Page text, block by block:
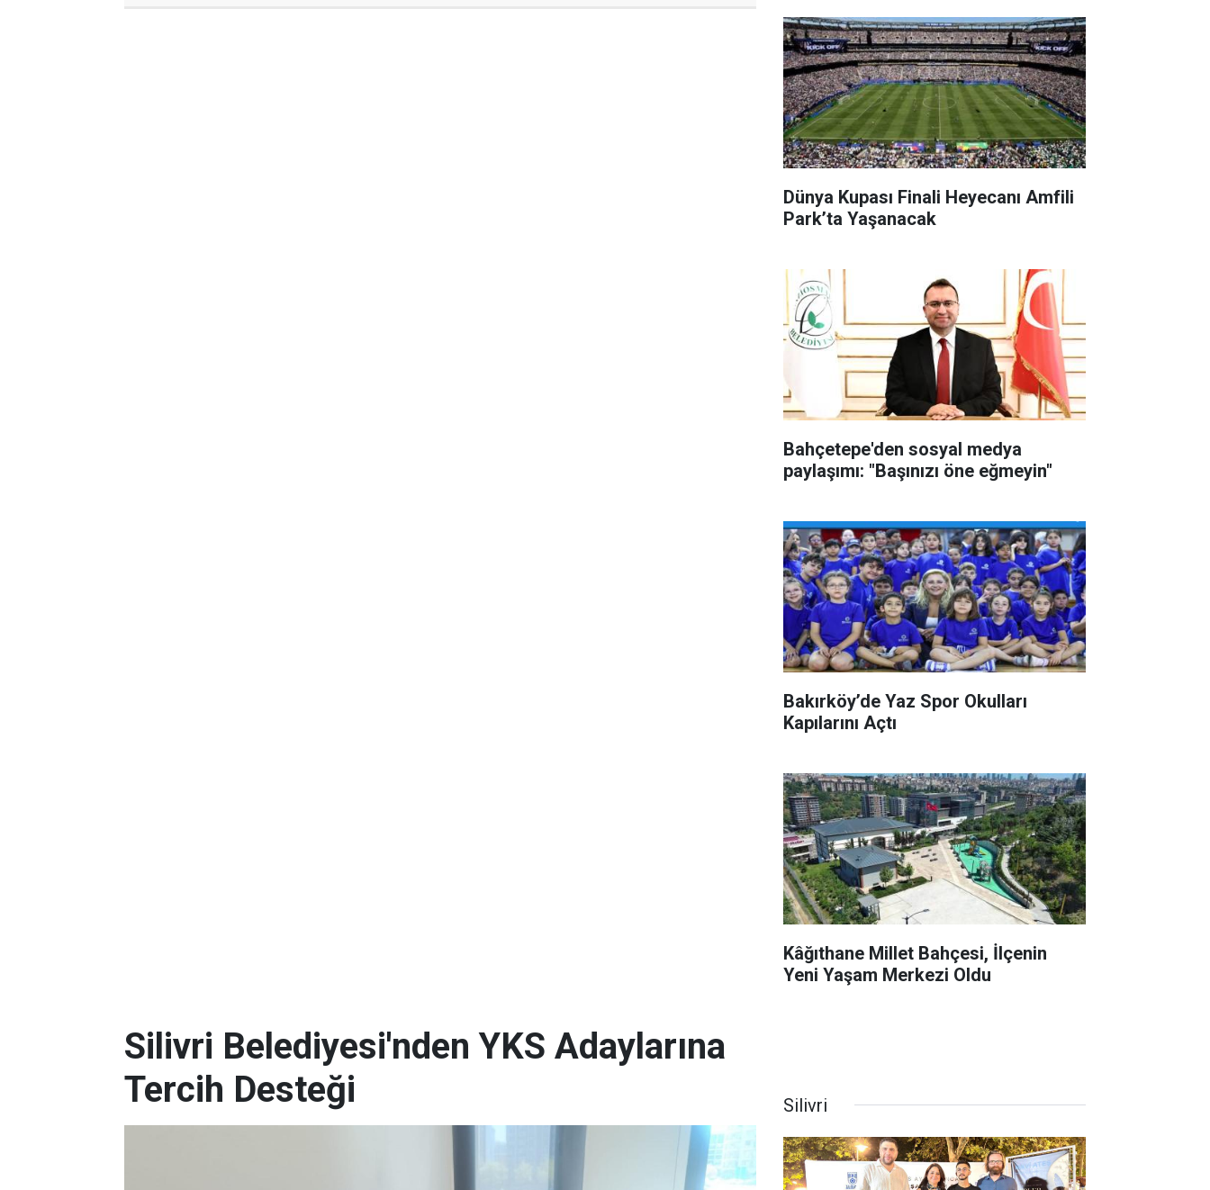
Dünya Kupası Finali Heyecanı Amfili
Park’ta Yaşanacak
Bahçetepe'den sosyal medya
paylaşımı: "Başınızı öne eğmeyin"
Bakırköy’de Yaz Spor Okulları
Kapılarını Açtı
Kâğıthane Millet Bahçesi, İlçenin
Yeni Yaşam Merkezi Oldu
Silivri Belediyesi'nden YKS Adaylarına
Tercih Desteği
Silivri